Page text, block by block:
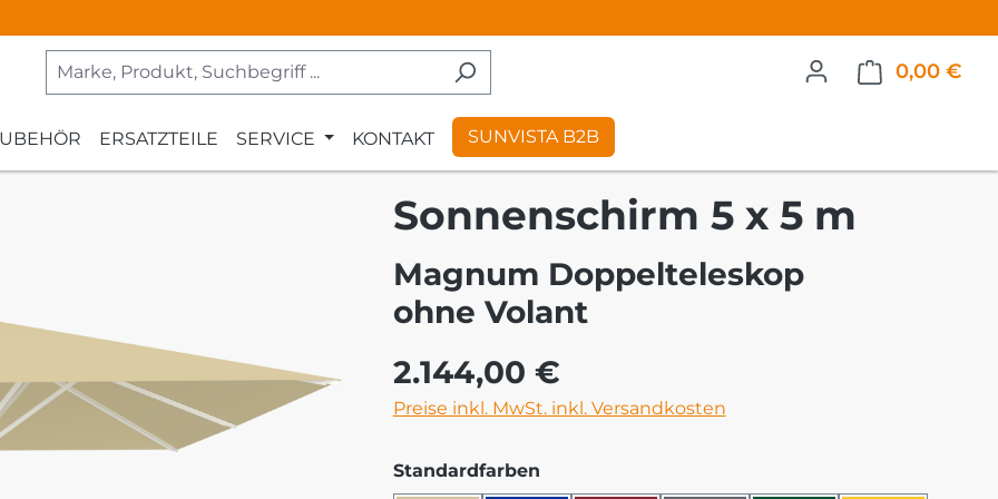
0,00 €
ERSATZTEILE SERVICE KONTAKT SUNVISTA B2B
Sonnenschirm 5 x 5 m
Magnum Doppelteleskop
ohne Volant
Regulärer Preis:
2.144,00 €
Preise inkl. MwSt. inkl. Versandkosten
Standardfarbenauswählen